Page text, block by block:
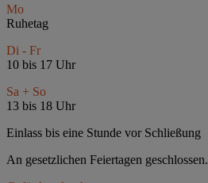
Mo
Ruhetag
Di - Fr
10 bis 17 Uhr
Sa + So
13 bis 18 Uhr
Einlass bis eine Stunde vor Schließung
An gesetzlichen Feiertagen geschlossen.